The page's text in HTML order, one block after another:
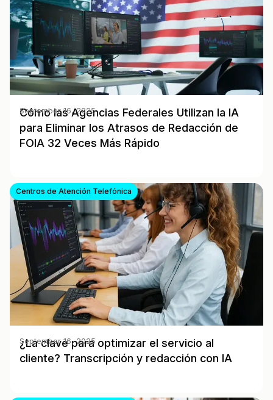
Cómo las Agencias Federales Utilizan la IA
para Eliminar los Atrasos de Redacción de
FOIA 32 Veces Más Rápido
September 16, 2025
Centros de Atención Telefónica
¿La clave para optimizar el servicio al
cliente? Transcripción y redacción con IA
September 16, 2025